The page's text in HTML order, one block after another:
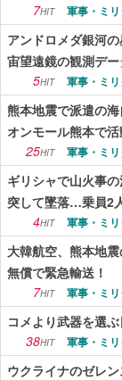
7HIT 軍事・ミ
アンドロメダ銀河
宙望遠鏡の観測デー
5HIT 軍事・ミ
熊本地震で派遣の
オンモール熊本で活
25HIT 軍事・ミ
ギリシャで山火事
突して墜落…乗員2
4HIT 軍事・ミ
大韓航空、熊本地
無償で緊急輸送！
7HIT 軍事・ミ
コメより武器を選
38HIT 軍事・ミ
ウクライナのゼレ